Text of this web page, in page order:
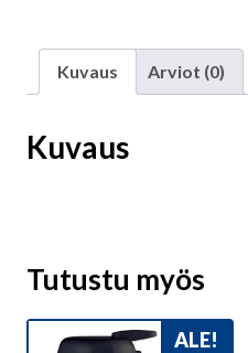
Kuvaus Arviot (0)
Kuvaus
Tutustu myös
ALE!